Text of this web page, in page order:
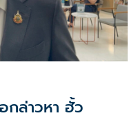
กล่าวหา ฮั้ว